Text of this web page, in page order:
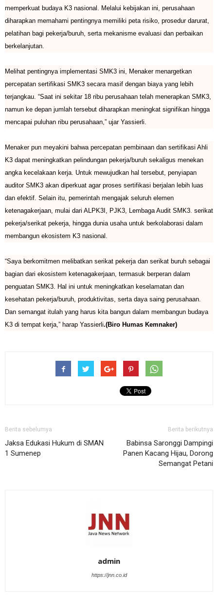
memperkuat budaya K3 nasional. Melalui kebijakan ini, perusahaan
diharapkan memahami pentingnya memiliki peta risiko, prosedur darurat,
pelatihan bagi pekerja/buruh, serta mekanisme evaluasi dan perbaikan
berkelanjutan.
Melihat pentingnya implementasi SMK3 ini, Menaker menargetkan
percepatan sertifikasi SMK3 secara masif dengan biaya yang lebih
terjangkau. “Saat ini sekitar 18 ribu perusahaan telah menerapkan SMK3,
namun ke depan jumlah tersebut diharapkan meningkat signifikan hingga
mencapai puluhan ribu perusahaan,” ujar Yassierli.
Menaker pun meyakini bahwa percepatan pembinaan dan sertifikasi Ahli
K3 dapat meningkatkan pelindungan pekerja/buruh sekaligus menekan
angka kecelakaan kerja. Untuk mewujudkan hal tersebut, penyiapan
auditor SMK3 akan diperkuat agar proses sertifikasi berjalan lebih luas
dan efektif. Selain itu, pemerintah mengajak seluruh elemen
ketenagakerjaan, mulai dari ALPK3I, PJK3, Lembaga Audit SMK3. serikat
pekerja/serikat pekerja, hingga dunia usaha untuk berkolaborasi dalam
membangun ekosistem K3 nasional.
“Saya berkomitmen melibatkan serikat pekerja dan serikat buruh sebagai
bagian dari ekosistem ketenagakerjaan, termasuk berperan dalam
penguatan SMK3. Hal ini untuk meningkatkan keselamatan dan
kesehatan pekerja/buruh, produktivitas, serta daya saing perusahaan.
Dan semangat itulah yang harus kita bangun dalam membangun budaya
K3 di tempat kerja,” harap Yassierli.(Biro Humas Kemnaker)
Berita sebelumya
Jaksa Edukasi Hukum di SMAN
1 Sumenep
Berita berikutnya
Babinsa Saronggi Dampingi
Panen Kacang Hijau, Dorong
Semangat Petani
admin
https://jnn.co.id